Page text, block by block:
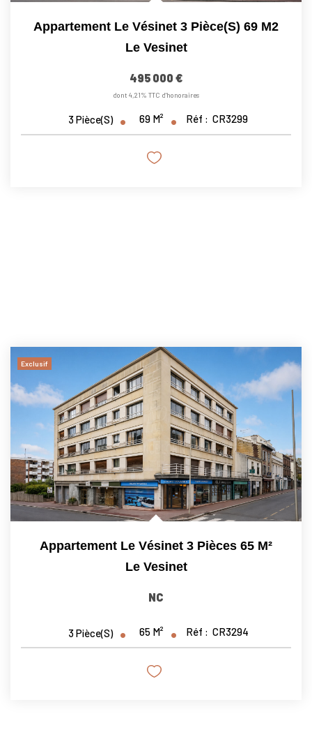
Appartement Le Vésinet 3 Pièce(s) 69 M2
Le Vesinet
495 000 €
dont 4,21% TTC d'honoraires
3Pièce(s) 69 M² Réf : CR3299
Exclusif
Appartement Le Vésinet 3 Pièces 65 M²
Le Vesinet
NC
3Pièce(s) 65 M² Réf : CR3294